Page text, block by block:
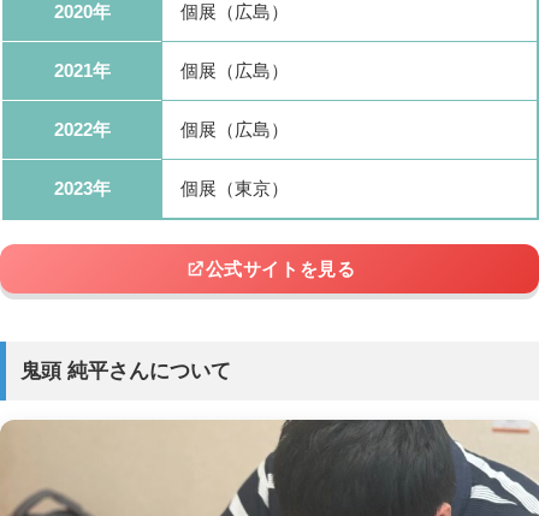
2020年 個展（広島）
2021年 個展（広島）
2022年 個展（広島）
2023年 個展（東京）
公式サイトを見る
鬼頭 純平さんについて